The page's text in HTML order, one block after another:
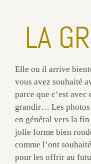
LA
Elle ou il arrive
vous avez souhaité
parce que c’est
grandir… Les photos
en général vers la
jolie forme bien
comme l’ont
pour les offrir au